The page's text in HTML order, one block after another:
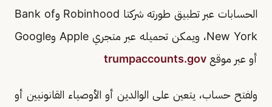
الحسابات عبر تطبيق طورته شركتا Robinhood وBank of
New York، ويمكن تحميله عبر متجري Apple وGoogle
أو عبر موقع trumpaccounts.gov
ولفتح حساب، يتعين على الوالدين أو الأوصياء القانونيين أو